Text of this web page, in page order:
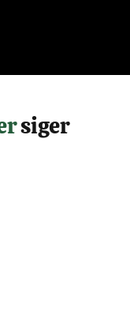
siger